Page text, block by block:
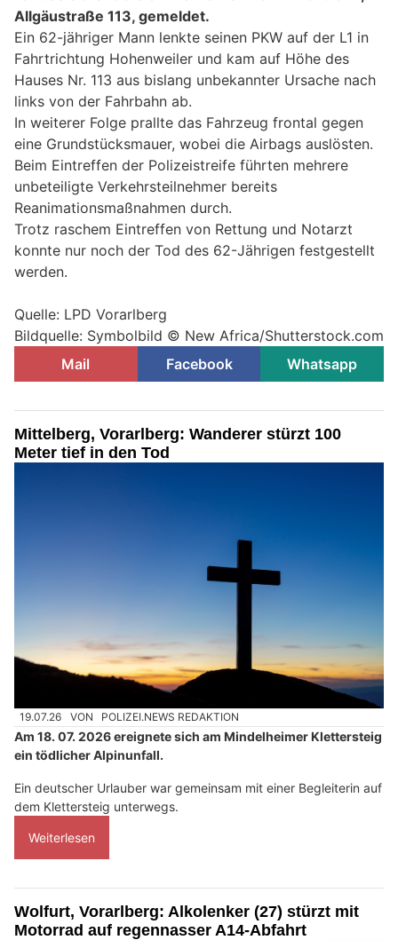
Allgäustraße 113, gemeldet.
Ein 62-jähriger Mann lenkte seinen PKW auf der L1 in
Fahrtrichtung Hohenweiler und kam auf Höhe des
Hauses Nr. 113 aus bislang unbekannter Ursache nach
links von der Fahrbahn ab.
In weiterer Folge prallte das Fahrzeug frontal gegen
eine Grundstücksmauer, wobei die Airbags auslösten.
Beim Eintreffen der Polizeistreife führten mehrere
unbeteiligte Verkehrsteilnehmer bereits
Reanimationsmaßnahmen durch.
Trotz raschem Eintreffen von Rettung und Notarzt
konnte nur noch der Tod des 62-Jährigen festgestellt
werden.
Quelle: LPD Vorarlberg
Bildquelle: Symbolbild © New Africa/Shutterstock.com
Mail
Facebook Whatsapp
Mittelberg, Vorarlberg: Wanderer stürzt 100
Meter tief in den Tod
19.07.26 VON POLIZEI.NEWS REDAKTION
Am 18. 07. 2026 ereignete sich am Mindelheimer Klettersteig
ein tödlicher Alpinunfall.
Ein deutscher Urlauber war gemeinsam mit einer Begleiterin auf
dem Klettersteig unterwegs.
Weiterlesen
Wolfurt, Vorarlberg: Alkolenker (27) stürzt mit
Motorrad auf regennasser A14-Abfahrt